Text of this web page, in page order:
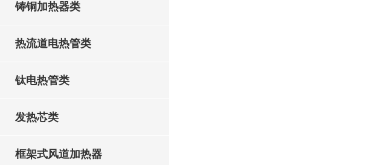
铸铜加热器类
热流道电热管类
钛电热管类
发热芯类
框架式风道加热器